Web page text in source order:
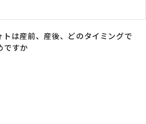
トは産前、産後、どのタイミングで
ですか